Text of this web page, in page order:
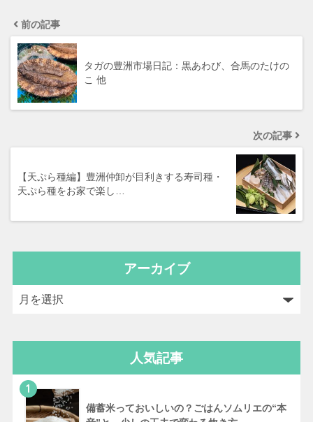
前の記事
タガの豊洲市場日記：黒あわび、合馬のたけの
こ 他
次の記事
【天ぷら種編】豊洲仲卸が目利きする寿司種・
天ぷら種をお家で楽し…
アーカイブ
人気記事
1
備蓄米っておいしいの？ごはんソムリエの“本